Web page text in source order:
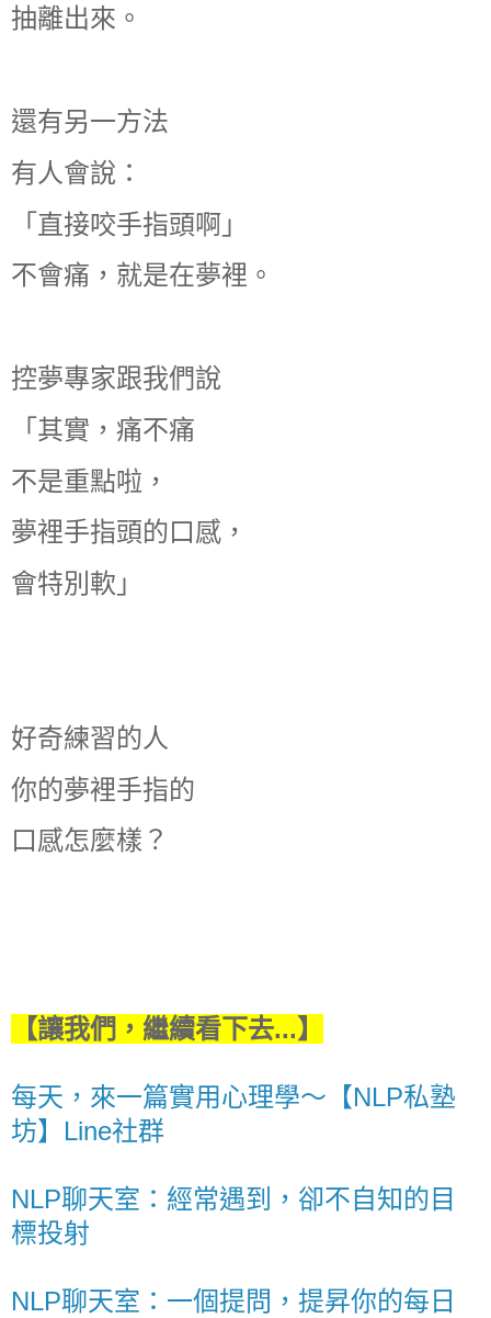
抽離出來。
還有另一方法
有人會說：
「直接咬手指頭啊」
不會痛，就是在夢裡。
控夢專家跟我們說
「其實，痛不痛
不是重點啦，
夢裡手指頭的口感，
會特別軟」
好奇練習的人
你的夢裡手指的
口感怎麼樣？
【讓我們，繼續看下去...】
每天，來一篇實用心理學～【NLP私塾
坊】Line社群
NLP聊天室：經常遇到，卻不自知的目
標投射
NLP聊天室：一個提問，提昇你的每日